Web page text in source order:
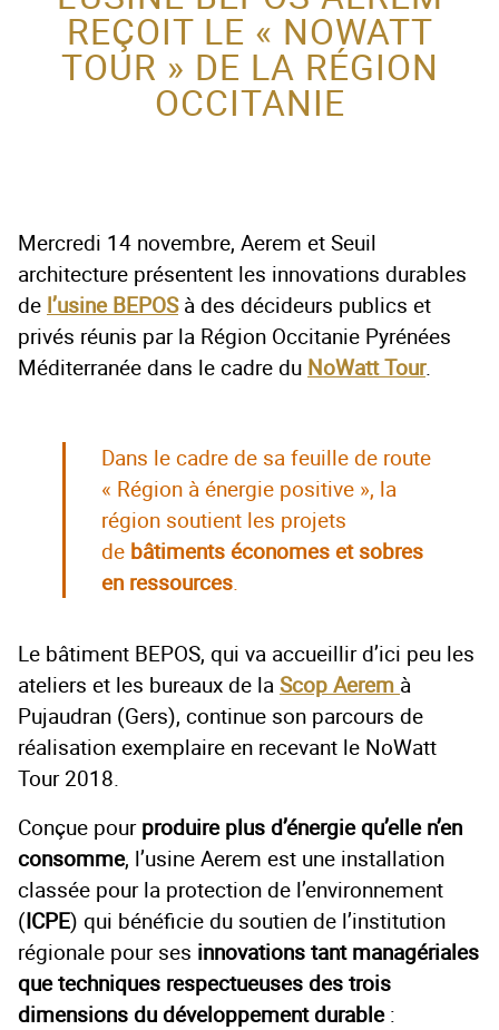
ACTEUR DE LA
PROTECTION DE
L’ENFANCE
REÇOIT LE « NOWATT
TOUR » DE LA RÉGION
OCCITANIE
Mercredi 14 novembre, Aerem et Seuil
architecture présentent les innovations durables
de l’usine BEPOSà des décideurs publics et
privés réunis par la Région Occitanie Pyrénées
Méditerranée dans le cadre du NoWatt Tour.
Dans le cadre de sa feuille de route
« Région à énergie positive », la
région soutient les projets
de bâtiments économes et sobres
en ressources.
Le bâtiment BEPOS, qui va accueillir d’ici peu les
ateliers et les bureaux de laScop Aerem à
Pujaudran (Gers), continue son parcours de
réalisation exemplaire en recevant le NoWatt
Tour 2018.
Conçue pourproduire plus d’énergie qu’elle n’en
consomme, l’usine Aerem est une installation
classée pour la protection de l’environnement
(ICPE) qui bénéficie du soutien de l’institution
régionale pour ses innovations tant managériales
que techniques respectueuses des trois
dimensions du développement durable: